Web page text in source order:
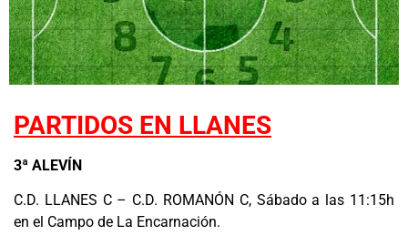
PARTIDOS EN LLANES
3ª ALEVÍN
C.D. LLANES C – C.D. ROMANÓN C, Sábado a las 11:15h
en el Campo de La Encarnación.